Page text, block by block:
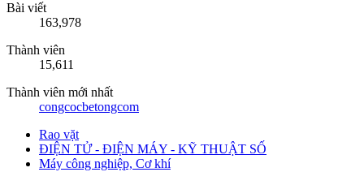
Bài viết
163,978
Thành viên
15,611
Thành viên mới nhất
congcocbetongcom
Rao vặt
ĐIỆN TỬ - ĐIỆN MÁY - KỸ THUẬT SỐ
Máy công nghiệp, Cơ khí